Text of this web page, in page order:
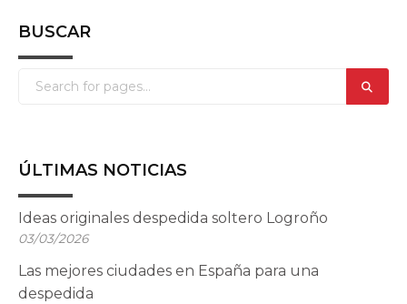
BUSCAR
ÚLTIMAS NOTICIAS
Ideas originales despedida soltero Logroño
03/03/2026
Las mejores ciudades en España para una
despedida